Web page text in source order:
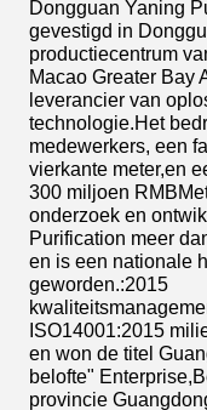
Dongguan Yaning
gevestigd in
productiecentrum
Macao Greater Bay
leverancier van
technologie.Het
medewerkers, een
vierkante meter,en
300 miljoen
onderzoek en
Purification meer
en is een nationale
geworden.:2015
ISO14001:2015
en won de titel
belofte"
provincie